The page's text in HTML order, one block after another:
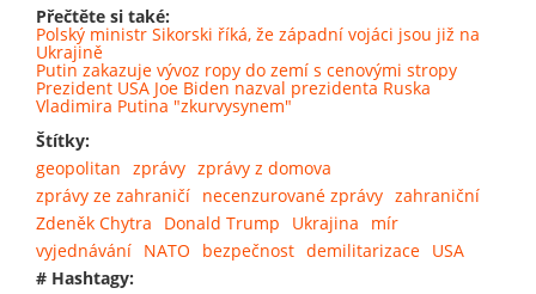
Přečtěte si také:
Polský ministr Sikorski říká, že západní vojáci jsou již na
Ukrajině
Putin zakazuje vývoz ropy do zemí s cenovými stropy
Prezident USA Joe Biden nazval prezidenta Ruska
Vladimira Putina "zkurvysynem"
Štítky:
geopolitan zprávy zprávy z domova
zprávy ze zahraničí necenzurované zprávy zahraniční
Zdeněk Chytra
Donald Trump Ukrajina
mír
vyjednávání NATO bezpečnost demilitarizace USA
# Hashtagy: